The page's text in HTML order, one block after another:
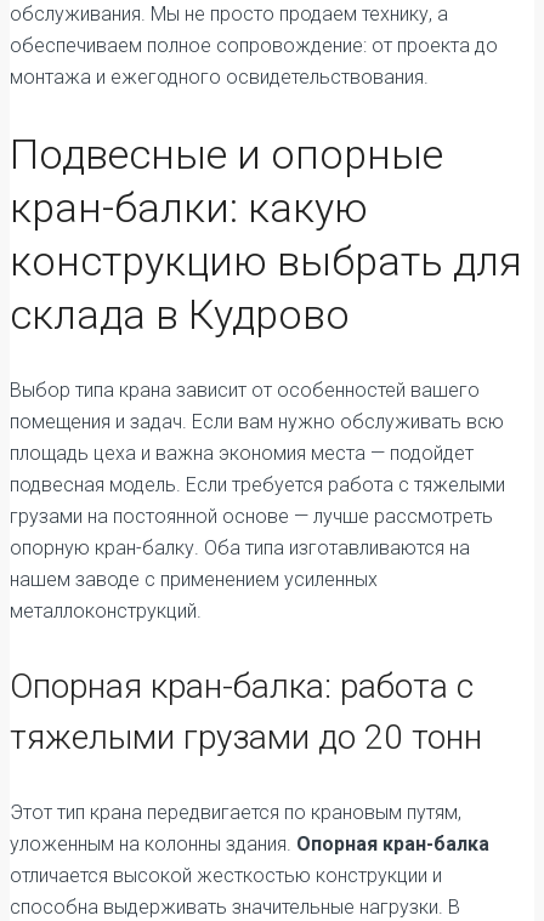
обслуживания. Мы не просто продаем технику, а
обеспечиваем полное сопровождение: от проекта до
монтажа и ежегодного освидетельствования.
Подвесные и опорные
кран-балки: какую
конструкцию выбрать для
склада в Кудрово
Выбор типа крана зависит от особенностей вашего
помещения и задач. Если вам нужно обслуживать всю
площадь цеха и важна экономия места — подойдет
подвесная модель. Если требуется работа с тяжелыми
грузами на постоянной основе — лучше рассмотреть
опорную кран-балку. Оба типа изготавливаются на
нашем заводе с применением усиленных
металлоконструкций.
Опорная кран-балка: работа с
тяжелыми грузами до 20 тонн
Этот тип крана передвигается по крановым путям,
уложенным на колонны здания. Опорная кран-балка
отличается высокой жесткостью конструкции и
способна выдерживать значительные нагрузки. В